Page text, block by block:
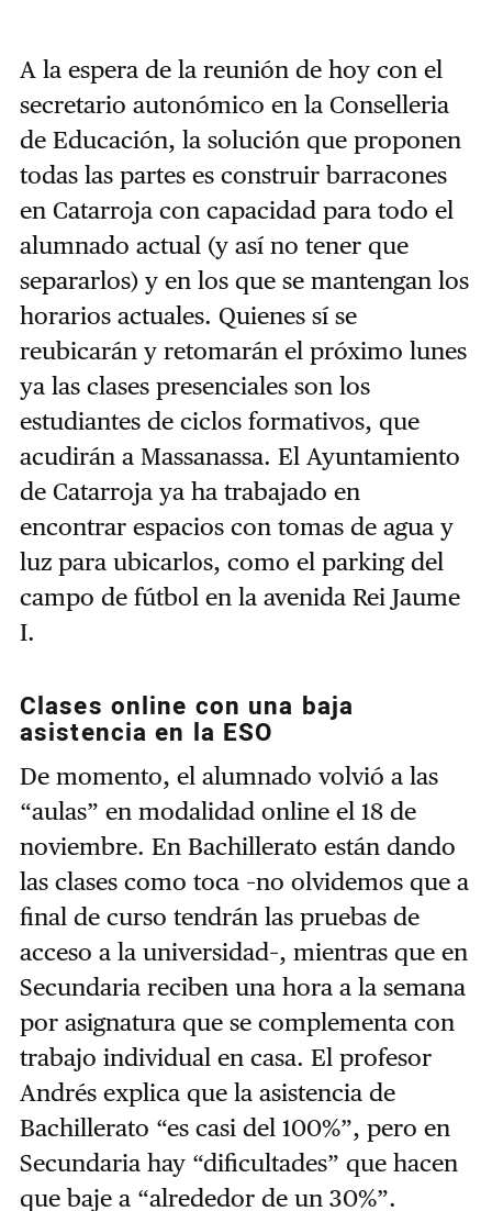
A la espera de la reunión de hoy con el
secretario autonómico en la Conselleria
de Educación, la solución que proponen
todas las partes es construir barracones
en Catarroja con capacidad para todo el
alumnado actual (y así no tener que
separarlos) y en los que se mantengan los
horarios actuales. Quienes sí se
reubicarán y retomarán el próximo lunes
ya las clases presenciales son los
estudiantes de ciclos formativos, que
acudirán a Massanassa. El Ayuntamiento
de Catarroja ya ha trabajado en
encontrar espacios con tomas de agua y
luz para ubicarlos, como el parking del
campo de fútbol en la avenida Rei Jaume
I.
Clases online con una baja
asistencia en la ESO
De momento, el alumnado volvió a las
“aulas” en modalidad online el 18 de
noviembre. En Bachillerato están dando
las clases como toca –no olvidemos que a
final de curso tendrán las pruebas de
acceso a la universidad–, mientras que en
Secundaria reciben una hora a la semana
por asignatura que se complementa con
trabajo individual en casa. El profesor
Andrés explica que la asistencia de
Bachillerato “es casi del 100%”, pero en
Secundaria hay “dificultades” que hacen
que baje a “alrededor de un 30%”.